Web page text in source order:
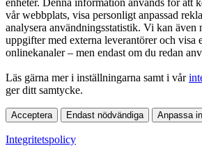
vår webbplats, visa personligt anpassad
analysera användningsstatistik. Vi kan även
uppgifter med externa leverantörer och visa
onlinekanaler – men endast om du redan
Läs gärna mer i inställningarna samt i vår
ger ditt samtycke.
Acceptera Endast nödvändiga Anpassa
Integritetspolicy